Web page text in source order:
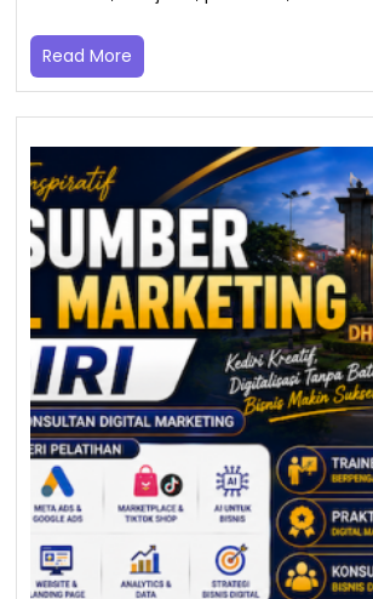
Read More